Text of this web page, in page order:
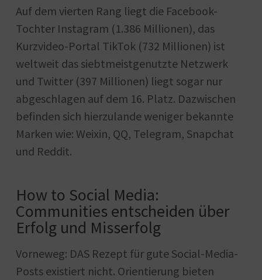
Auf dem vierten Rang liegt die Facebook-
Tochter Instagram (1.386 Millionen), das
Kurzvideo-Portal TikTok (732 Millionen) ist
weltweit das siebtmeistgenutzte Netzwerk
und Twitter (397 Millionen) liegt sogar nur
abgeschlagen auf dem 16. Platz. Dazwischen
befinden sich hierzulande weniger bekannte
Marken wie: Weixin, QQ, Telegram, Snapchat
und Reddit.
How to Social Media:
Communities entscheiden über
Erfolg und Misserfolg
Vorneweg: DAS Rezept für gute Social-Media-
Posts existiert nicht. Orientierung bieten